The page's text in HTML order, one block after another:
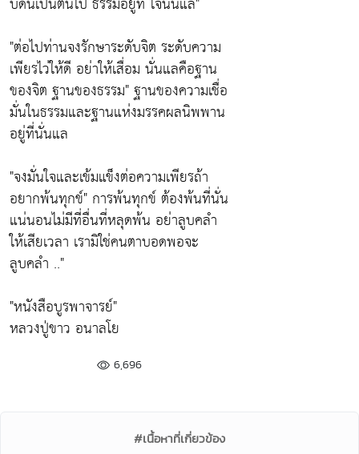
"ต่อไปท่านจงรักษาระดับจิต ระดับความ
เพียรไว่ให้ดี อย่าให้เสื่อม นั่นแลคือฐาน
ของจิต ฐานของธรรม"ฐานของความเชื่อ
มั่นในธรรมและฐานแห่งมรรคผลนิพพาน
อยู่ที่นั่นแล
"จงมั่นใจและเข้มแข็งต่อความเพียรถ้า
อยากพ้นทุกข์" การพ้นทุกข์ ต้องพ้นที่นั่น
แน่นอนไม่มีที่อื่นที่หลุดพ้น อย่าลูบคลำ
ให้เสียเวลา เรามิใช่คนตาบอดพอจะ
ลูบคลำ .."
"หนังสือบูรพาจารย์"
หลวงปู่ขาว อนาลโย
6,696
#เนื้อหาที่เกี่ยวข้อง